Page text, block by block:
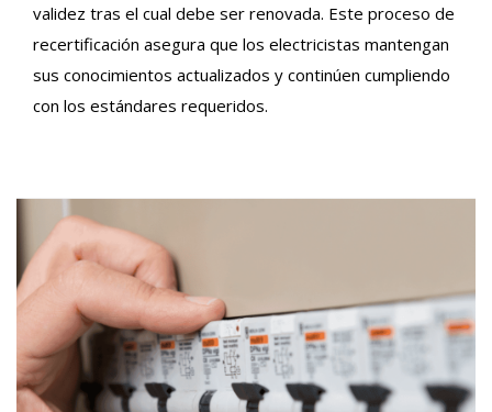
validez tras el cual debe ser renovada. Este proceso de
recertificación asegura que los electricistas mantengan
sus conocimientos actualizados y continúen cumpliendo
con los estándares requeridos.